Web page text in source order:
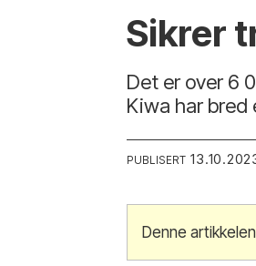
Sikrer
Det er over 6
Kiwa har bred
PUBLISERT
Denne